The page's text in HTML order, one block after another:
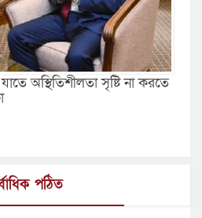
অস্থিতিশীলতা সৃষ্টি না করতে
পঠিত